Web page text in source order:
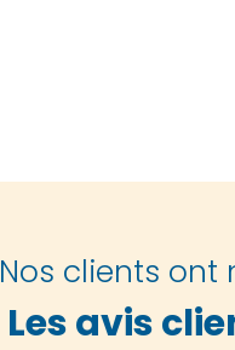
Nos clients ont
Les avis